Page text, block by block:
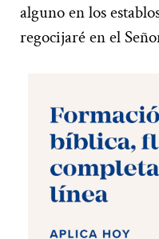
alguno en los
regocijaré en el